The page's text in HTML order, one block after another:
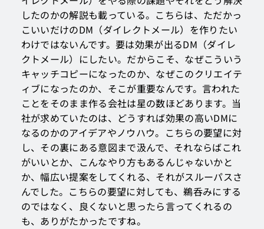
したのかの解説も載っている。こちらは、ただかっ
こいいだけのDM（ダイレクトメール）を作りたい
わけではないんです。要は効果が出るDM（ダイレ
クトメール）にしたい。だからこそ、なぜこういう
キャッチコピーになったのか、なぜこのクリエイテ
ィブになったのか、そこが重要なんです。言われた
ことをそのまま作る会社は星の数ほどあります。当
社が求めていたのは、どうすれば効果の高いDMに
なるのかのアイデアやノウハウ。こちらの要望に対
し、その裏にある意図まで汲んで、それならばこれ
がいいとか、こんなやり方もあるんじゃないかと
か、幅広い提案をしてくれる、それがスルーパスさ
んでした。こちらの要望に対しても、鵜呑みにする
のではなく、良くないと思ったら言ってくれるの
も、ありがたかったですね。